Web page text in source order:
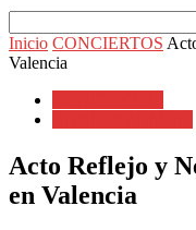
Inicio CONCIERTOS
Valencia
Acto Reflejo y
en Valencia